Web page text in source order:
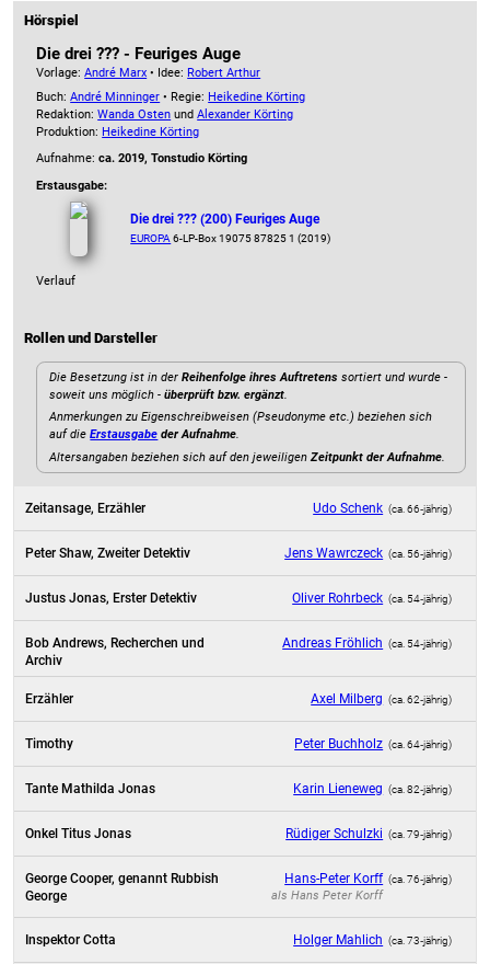
Hörspiel
Die drei ??? - Feuriges Auge
Vorlage:André Marx • Idee: Robert Arthur
Buch:André Minninger • Regie: Heikedine Körting
Redaktion:Wanda Osten undAlexander Körting
Produktion: Heikedine Körting
Aufnahme:ca. 2019, Tonstudio Körting
Erstausgabe:
Die drei ??? (200) Feuriges Auge
EUROPA 6-LP-Box 19075 87825 1 (2019)
Verlauf
Rollen und Darsteller
Die Besetzung ist in derReihenfolge ihres Auftretens sortiert und wurde -
soweit uns möglich -überprüft bzw. ergänzt.
Anmerkungen zu Eigenschreibweisen (Pseudonyme etc.) beziehen sich
auf dieErstausgabe der Aufnahme.
Altersangaben beziehen sich auf den jeweiligenZeitpunkt der Aufnahme.
Zeitansage, Erzähler Udo Schenk (ca. 66‑jährig)
Peter Shaw, Zweiter Detektiv Jens Wawrczeck (ca. 56‑jährig)
Justus Jonas, Erster Detektiv Oliver Rohrbeck (ca. 54‑jährig)
Bob Andrews, Recherchen und
Archiv
Andreas Fröhlich (ca. 54‑jährig)
Erzähler Axel Milberg (ca. 62‑jährig)
Timothy Peter Buchholz (ca. 64‑jährig)
Tante Mathilda Jonas Karin Lieneweg (ca. 82‑jährig)
Onkel Titus Jonas Rüdiger Schulzki (ca. 79‑jährig)
George Cooper, genannt Rubbish
George
Hans-Peter Korff
alsHans Peter Korff
(ca. 76‑jährig)
Inspektor Cotta Holger Mahlich (ca. 73‑jährig)